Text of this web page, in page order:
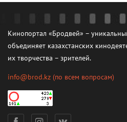
Кинопортал «Бродвей» –
объединяет казахстанских
их творчества – зрителей.
info@brod.kz (по всем вопросам)